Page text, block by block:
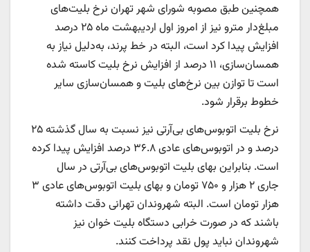
همچنین طبق مصوبه شورای شهر تهران نرخ بلیت‌های
مبلغ‌دار مترو نیز از امروز اول اردیبهشت ماه ۲۵ درصد
افزایش پیدا کرد است، البته در خط پرند، به‌دلیل نیاز به
همسان‌سازی، ۱۱ درصد از افزایش نرخ بلیت کاسته شده
است تا توازن بین نرخ‌های بلیت و همسان‌سازی سایر
خطوط برقرار شود.
نرخ بلیت اتوبوس‌های بی‌آرتی نیز نسبت به سال گذشته ۲۵
درصد و در اتوبوس‌های عادی ۳۶.۸ درصد افزایش پیدا کرده
است. بنابراین بهای بلیت اتوبوس‌های بی‌آرتی در سال
جاری ۲ هزار و ۷۵۰ تومان و بهای بلیت اتوبوس‌های عادی ۳
هزار تومان است. البته شهروندان تهرانی دقت داشته
باشند که در صورت خرابی دستگاه بلیت خوان نیز
شهروندان نباید پول نقد پرداخت کنند.